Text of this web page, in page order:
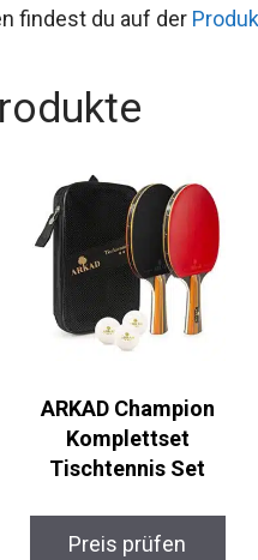
findest du auf der
ARKAD Champion
Komplettset